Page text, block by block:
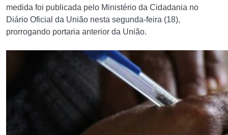
medida foi publicada pelo Ministério da Cidadania no
Diário Oficial da União nesta segunda-feira (18),
prorrogando portaria anterior da União.